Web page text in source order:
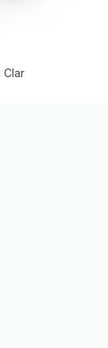
Clar